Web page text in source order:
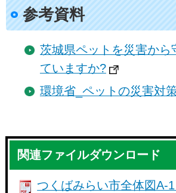
参考資料
茨城県ペットを災害から
ていますか?
環境省_ペットの災害対
関連ファイルダウンロード
つくばみらい市全体図A-